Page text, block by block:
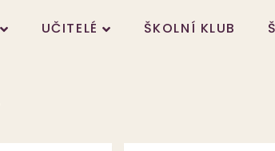
UČITELÉ ŠKOLNÍ KLUB